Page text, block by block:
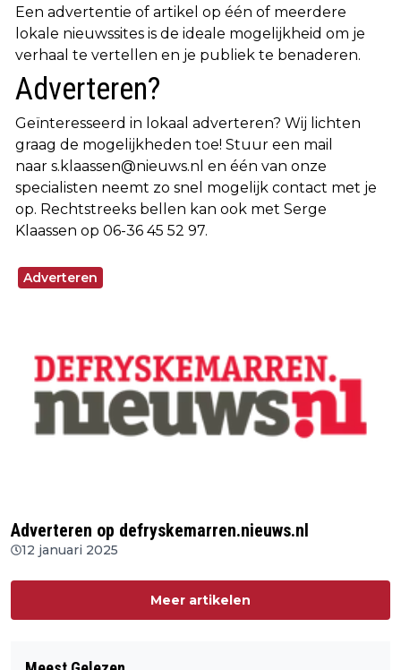
Een advertentie of artikel op één of meerdere
lokale nieuwssites is de ideale mogelijkheid om je
verhaal te vertellen en je publiek te benaderen.
Adverteren?
Geïnteresseerd in lokaal adverteren? Wij lichten
graag de mogelijkheden toe! Stuur een mail
naar s.klaassen@nieuws.nl en één van onze
specialisten neemt zo snel mogelijk contact met je
op. Rechtstreeks bellen kan ook met Serge
Klaassen op 06-36 45 52 97.
Adverteren
Adverteren op defryskemarren.nieuws.nl
12 januari 2025
Meer artikelen